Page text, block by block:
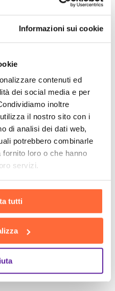
Informazioni sui cookie
contenuti ed
dei social media e per
inoltre
il nostro sito con i
di analisi dei dati web,
potrebbero combinarle
loro o che hanno
servizi.
tutti